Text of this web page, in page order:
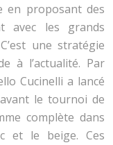
en proposant des
avec les grands
une stratégie
à l’actualité. Par
Cucinelli a lancé
le tournoi de
complète dans
et le beige. Ces